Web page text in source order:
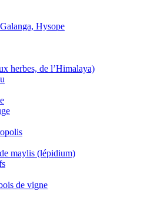
Hysope
herbes, de l’Himalaya)
maylis (lépidium)
de vigne